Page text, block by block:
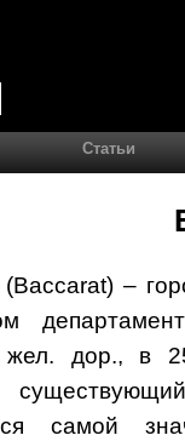
Статьи
(Baccarat) –
жел. дор., в
самой